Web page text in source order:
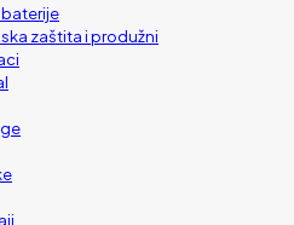
zaštita i produžni